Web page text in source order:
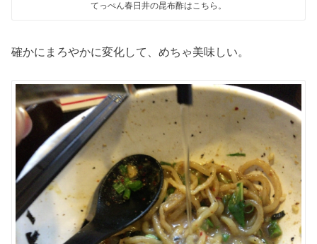
てっぺん春日井の昆布酢はこちら。
確かにまろやかに変化して、めちゃ美味しい。